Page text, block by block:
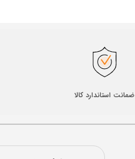
ضمانت استاندارد کالا